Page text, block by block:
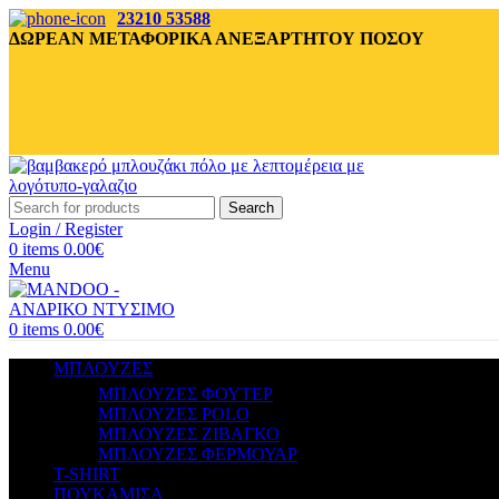
23210 53588
ΔΩΡΕΑΝ ΜΕΤΑΦΟΡΙΚΑ ΑΝΕΞΑΡΤΗΤΟΥ ΠΟΣΟΥ
Search
Login / Register
0 items 0.00€
Menu
0 items 0.00€
ΜΠΛΟΥΖΕΣ
ΜΠΛΟΥΖΕΣ ΦΟΥΤΕΡ
ΜΠΛΟΥΖΕΣ POLO
ΜΠΛΟΥΖΕΣ ΖΙΒΑΓΚΟ
ΜΠΛΟΥΖΕΣ ΦΕΡΜΟΥΑΡ
T-SHIRT
ΠΟΥΚΑΜΙΣΑ